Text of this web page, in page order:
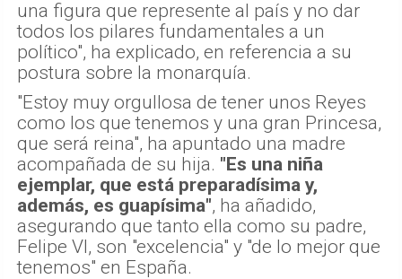
una figura que represente al país y no dar
todos los pilares fundamentales a un
político", ha explicado, en referencia a su
postura sobre la monarquía.
"Estoy muy orgullosa de tener unos Reyes
como los que tenemos y una gran Princesa,
que será reina", ha apuntado una madre
acompañada de su hija. "Es una niña
ejemplar, que está preparadísima y,
además, es guapísima", ha añadido,
asegurando que tanto ella como su padre,
Felipe VI, son "excelencia" y "de lo mejor que
tenemos" en España.